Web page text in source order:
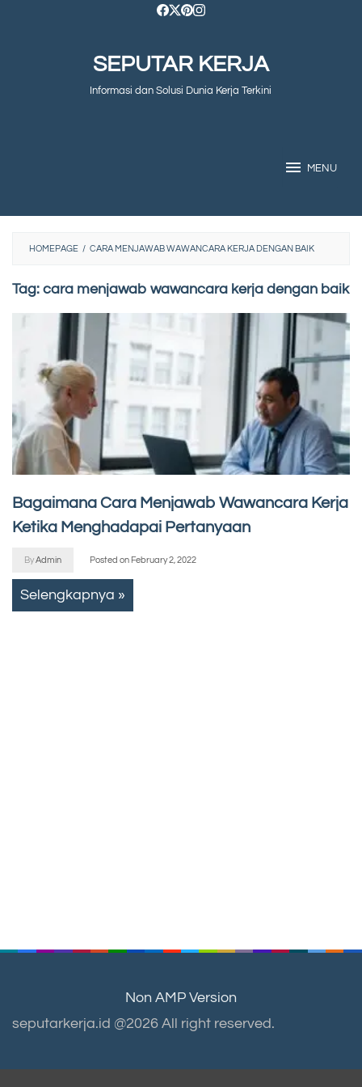
SEPUTAR KERJA
Informasi dan Solusi Dunia Kerja Terkini
MENU
HOMEPAGE / CARA MENJAWAB WAWANCARA KERJA DENGAN BAIK
Tag:cara menjawab wawancara kerja dengan baik
Bagaimana Cara Menjawab Wawancara Kerja
Ketika Menghadapai Pertanyaan
ByAdmin Posted on February 2, 2022
Selengkapnya »
Non AMP Version
seputarkerja.id @2026 All right reserved.